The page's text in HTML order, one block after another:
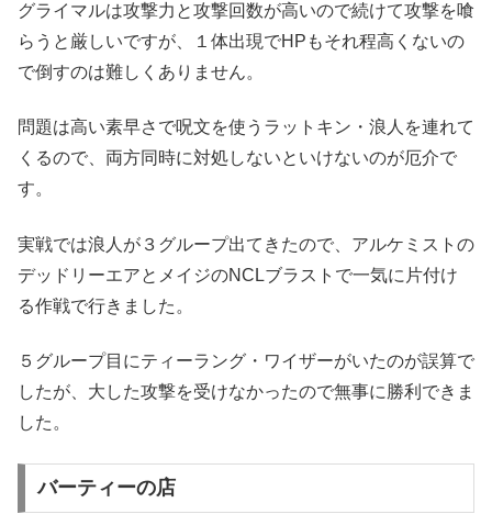
グライマルは攻撃力と攻撃回数が高いので続けて攻撃を喰
らうと厳しいですが、１体出現でHPもそれ程高くないの
で倒すのは難しくありません。
問題は高い素早さで呪文を使うラットキン・浪人を連れて
くるので、両方同時に対処しないといけないのが厄介で
す。
実戦では浪人が３グループ出てきたので、アルケミストの
デッドリーエアとメイジのNCLブラストで一気に片付け
る作戦で行きました。
５グループ目にティーラング・ワイザーがいたのが誤算で
したが、大した攻撃を受けなかったので無事に勝利できま
した。
バーティーの店